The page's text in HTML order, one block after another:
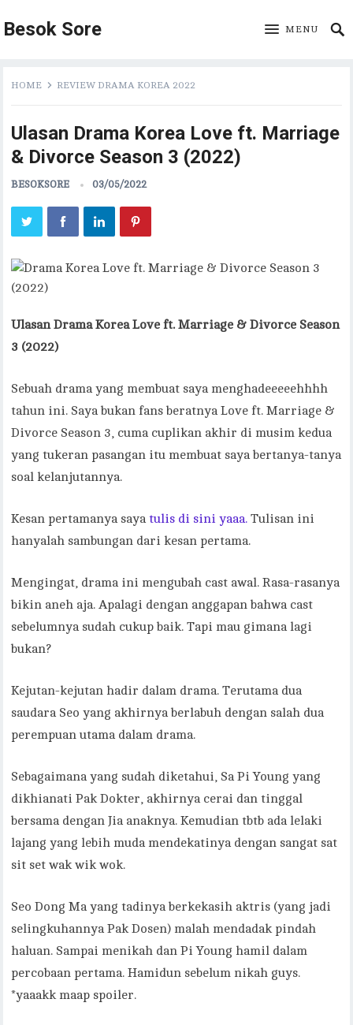
Besok Sore MENU
HOME REVIEW DRAMA KOREA 2022
Ulasan Drama Korea Love ft. Marriage
& Divorce Season 3 (2022)
BESOKSORE 03/05/2022
Ulasan Drama Korea Love ft. Marriage & Divorce Season
3 (2022)
Sebuah drama yang membuat saya menghadeeeeehhhh
tahun ini. Saya bukan fans beratnya Love ft. Marriage &
Divorce Season 3, cuma cuplikan akhir di musim kedua
yang tukeran pasangan itu membuat saya bertanya-tanya
soal kelanjutannya.
Kesan pertamanya sayatulis di sini yaaa.Tulisan ini
hanyalah sambungan dari kesan pertama.
Mengingat, drama ini mengubah cast awal. Rasa-rasanya
bikin aneh aja. Apalagi dengan anggapan bahwa cast
sebelumnya sudah cukup baik. Tapi mau gimana lagi
bukan?
Kejutan-kejutan hadir dalam drama. Terutama dua
saudara Seo yang akhirnya berlabuh dengan salah dua
perempuan utama dalam drama.
Sebagaimana yang sudah diketahui, Sa Pi Young yang
dikhianati Pak Dokter, akhirnya cerai dan tinggal
bersama dengan Jia anaknya. Kemudian tbtb ada lelaki
lajang yang lebih muda mendekatinya dengan sangat sat
sit set wak wik wok.
Seo Dong Ma yang tadinya berkekasih aktris (yang jadi
selingkuhannya Pak Dosen) malah mendadak pindah
haluan. Sampai menikah dan Pi Young hamil dalam
percobaan pertama. Hamidun sebelum nikah guys.
*yaaakk maap spoiler.